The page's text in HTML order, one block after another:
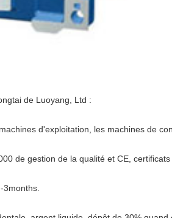
de Luoyang, Ltd :
d'exploitation, les machines de
de gestion de la qualité et CE, certificats